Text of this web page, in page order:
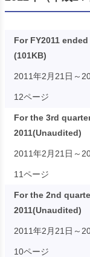
For FY2011
(101KB)
2011年2月21日～
12ページ
For the 3rd
2011(Unaudited)
2011年2月21日～
11ページ
For the 2nd
2011(Unaudited)
2011年2月21日～
10ページ